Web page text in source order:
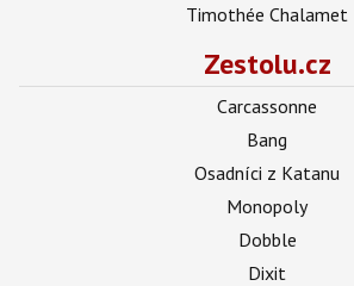
Timothée Chalamet
Zestolu.cz
Carcassonne
Bang
Osadníci z Katanu
Monopoly
Dobble
Dixit